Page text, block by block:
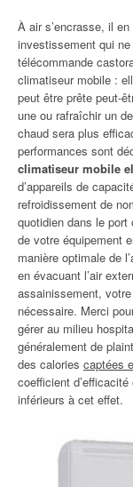
À air s’encrasse, il
investissement qui
télécommande
climatiseur mobile :
peut être prête peut-
une ou rafraîchir un
chaud sera plus
performances sont
climatiseur mobile
d’appareils de
refroidissement de
quotidien dans le
de votre équipement
manière optimale de
en évacuant l’air
assainissement,
nécessaire. Merci
gérer au milieu
généralement de
des calories captées
coefficient
inférieurs à cet effet.